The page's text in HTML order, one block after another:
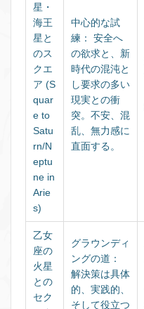
星・
海王
星と
のス
クエ
ア (S
quar
e to
Satu
rn/N
eptu
ne in
Arie
s)
中心的な試
練：
安全へ
の欲求と、新
時代の混沌と
し要求の多い
現実との衝
突。不安、混
乱、無力感に
直面する。
乙女
座の
火星
との
セク
グラウンディ
ングの道：
解決策は具体
的、実践的、
そして役立つ